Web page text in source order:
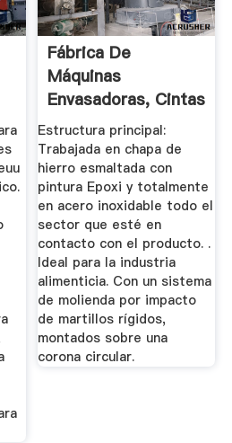
Fábrica De
Máquinas
Envasadoras, Cintas
Transportadoras ...
Estructura principal:
Trabajada en chapa de
hierro esmaltada con
pintura Epoxi y totalmente
en acero inoxidable todo el
sector que esté en
contacto con el producto. .
Ideal para la industria
alimenticia. Con un sistema
de molienda por impacto
de martillos rígidos,
montados sobre una
corona circular.